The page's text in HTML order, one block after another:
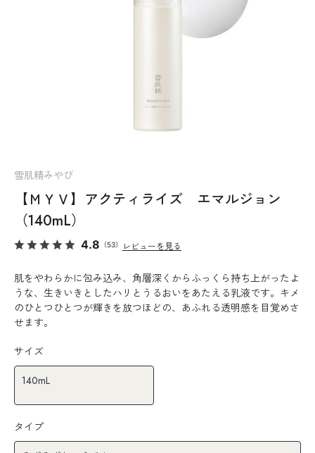
雪肌精みやび
【ＭＹＶ】アクティライズ エマルジョン
（140mL）
4.8 （53） レビューを見る
肌をやわらかに包み込み、角層深くからふっくら持ち上がったよ
うな、生きいきとしたハリとうるおいをあたえる乳液です。キメ
のひとつひとつが輝きを放つほどの、あふれる透明感を目覚めさ
せます。
サイズ
140mL
タイプ